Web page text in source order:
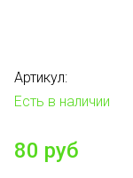
Артикул:
Есть в наличии
80 руб